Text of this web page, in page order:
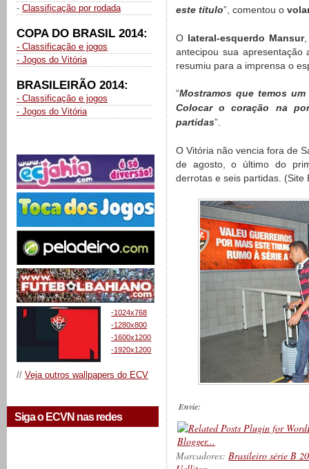
- Classificação por rodada
COPA DO BRASIL 2014:
- Classificação e jogos
- Jogos do Vitória
BRASILEIRÃO 2014:
- Classificação e jogos
- Jogos do Vitória
-1024x768
-1280x800
-1600x1200
-1920x1200
// Veja outros wallpapers do ECV
Siga o ECVN nas redes
este título”, comentou o
O lateral-esquerdo Mansur,
antecipou sua
resumiu para a imprensa o
“Mostramos que temos
Colocar o coração na
partidas”.
O Vitória não vencia fora de
de agosto, o último do
derrotas e seis partidas. (Site
Envie:
Marcadores: Brasileiro série B